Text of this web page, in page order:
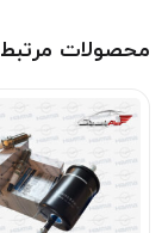
محصولات مرتبط